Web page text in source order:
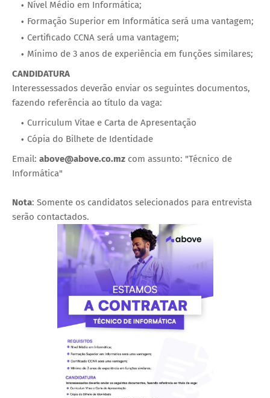
Nível Médio em Informática;
Formação Superior em Informática será uma vantagem;
Certificado CCNA será uma vantagem;
Mínimo de 3 anos de experiência em funções similares;
CANDIDATURA
Interessessados deverão enviar os seguintes documentos,
fazendo referência ao título da vaga:
Curriculum Vitae e Carta de Apresentação
Cópia do Bilhete de Identidade
Email: above@above.co.mz com assunto: "Técnico de
Informática"
Nota: Somente os candidatos selecionados para entrevista
serão contactados.